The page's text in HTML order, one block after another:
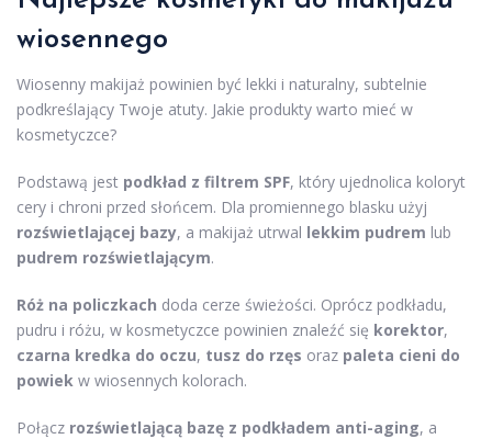
wiosennego
Wiosenny makijaż powinien być lekki i naturalny, subtelnie
podkreślający Twoje atuty. Jakie produkty warto mieć w
kosmetyczce?
Podstawą jest podkład z filtrem SPF, który ujednolica koloryt
cery i chroni przed słońcem. Dla promiennego blasku użyj
rozświetlającej bazy, a makijaż utrwal lekkim pudrem lub
pudrem rozświetlającym.
Róż na policzkach doda cerze świeżości. Oprócz podkładu,
pudru i różu, w kosmetyczce powinien znaleźć się korektor,
czarna kredka do oczu, tusz do rzęs oraz paleta cieni do
powiek w wiosennych kolorach.
Połącz rozświetlającą bazę z podkładem anti-aging, a